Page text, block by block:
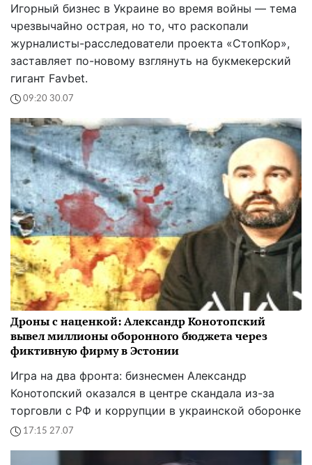
Игорный бизнес в Украине во время войны — тема
чрезвычайно острая, но то, что раскопали
журналисты-расследователи проекта «СтопКор»,
заставляет по-новому взглянуть на букмекерский
гигант Favbet.
09:20 30.07
Дроны с наценкой: Александр Конотопский
вывел миллионы оборонного бюджета через
фиктивную фирму в Эстонии
Игра на два фронта: бизнесмен Александр
Конотопский оказался в центре скандала из-за
торговли с РФ и коррупции в украинской оборонке
17:15 27.07